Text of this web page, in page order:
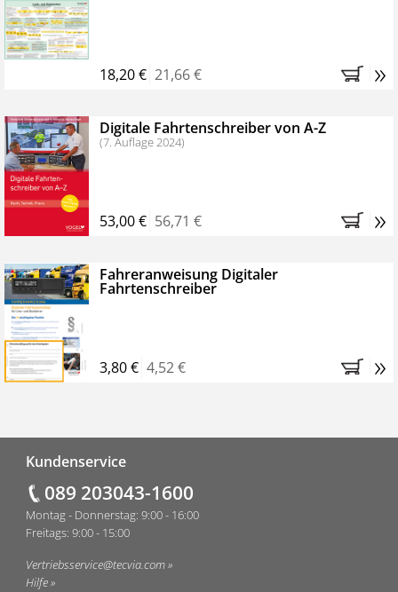
Bestellen Sie jetzt das VerkehrsRundschau Profipaket im
Kennenlern-Abo für zwei Monate (inkl. der derzeitig
Monaten brauchen Sie nichts weiter tun, das
Abonnement endet automatisch, es entstehen keine
weiteren Verpflichtungen.
18,20 € 21,66 € »
Digitale Fahrtenschreiber von A-Z
(7. Auflage 2024)
53,00 € 56,71 € »
Fahreranweisung Digitaler
Fahrtenschreiber
3,80 € 4,52 € »
Kundenservice
089 203043-1600
Montag - Donnerstag: 9:00 - 16:00
Freitags: 9:00 - 15:00
Vertriebsservice@tecvia.com
Hilfe